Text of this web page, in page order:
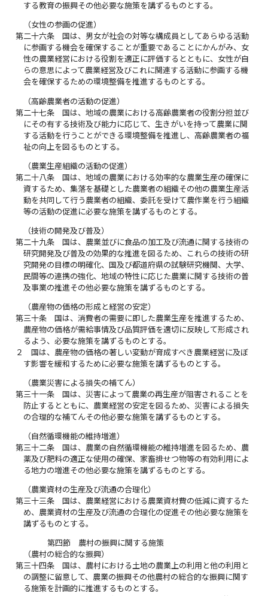
する教育の振興その他必要な施策を講ずるものとする。
（女性の参画の促進）
第二十六条
国は、男女が社会の対等な構成員としてあらゆる活動
に参画する機会を確保することが重要であることにかんがみ、女
性の農業経営における役割を適正に評価するとともに、女性が自
らの意思によって農業経営及びこれに関連する活動に参画する機
会を確保するための環境整備を推進するものとする。
（高齢農業者の活動の促進）
第二十七条
国は、地域の農業における高齢農業者の役割分担並び
にその有する技術及び能力に応じて、生きがいを持って農業に関
する活動を行うことができる環境整備を推進し、高齢農業者の福
祉の向上を図るものとする。
（農業生産組織の活動の促進）
第二十八条
国は、地域の農業における効率的な農業生産の確保に
資するため、集落を基礎とした農業者の組織その他の農業生産活
動を共同して行う農業者の組織、委託を受けて農作業を行う組織
等の活動の促進に必要な施策を講ずるものとする。
（技術の開発及び普及）
第二十九条
国は、農業並びに食品の加工及び流通に関する技術の
研究開発及び普及の効果的な推進を図るため、これらの技術の研
究開発の目標の明確化、国及び都道府県の試験研究機関、大学、
民間等の連携の強化、地域の特性に応じた農業に関する技術の普
及事業の推進その他必要な施策を講ずるものとする。
（農産物の価格の形成と経営の安定）
第三十条
国は、消費者の需要に即した農業生産を推進するため、
農産物の価格が需給事情及び品質評価を適切に反映して形成され
るよう、必要な施策を講ずるものとする。
２
国は、農産物の価格の著しい変動が育成すべき農業経営に及ぼ
す影響を緩和するために必要な施策を講ずるものとする。
（農業災害による損失の補てん）
第三十一条
国は、災害によって農業の再生産が阻害されることを
防止するとともに、農業経営の安定を図るため、災害による損失
の合理的な補てんその他必要な施策を講ずるものとする。
（自然循環機能の維持増進）
第三十二条
国は、農業の自然循環機能の維持増進を図るため、農
薬及び肥料の適正な使用の確保、家畜排せつ物等の有効利用によ
る地力の増進その他必要な施策を講ずるものとする。
（農業資材の生産及び流通の合理化）
第三十三条
国は、農業経営における農業資材費の低減に資するた
め、農業資材の生産及び流通の合理化の促進その他必要な施策を
講ずるものとする。
第四節 農村の振興に関する施策
（農村の総合的な振興）
第三十四条
国は、農村における土地の農業上の利用と他の利用と
の調整に留意して、農業の振興その他農村の総合的な振興に関す
る施策を計画的に推進するものとする。